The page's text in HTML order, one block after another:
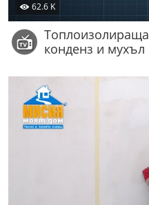
62.6 K
конденз и мухъл